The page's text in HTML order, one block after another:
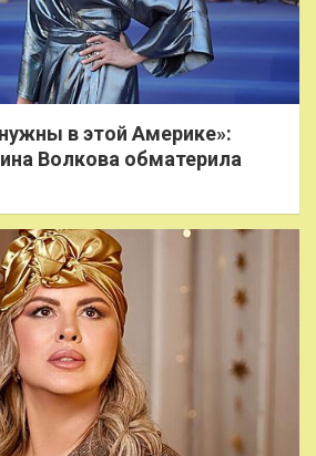
в этой Америке»:
Волкова обматерила